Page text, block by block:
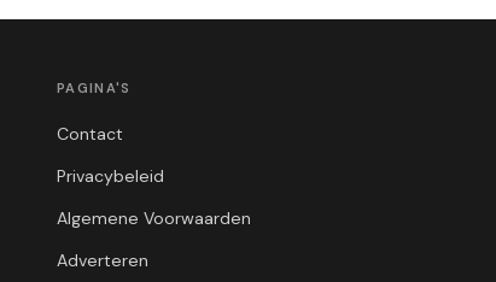
PAGINA'S
Contact
Privacybeleid
Algemene Voorwaarden
Adverteren